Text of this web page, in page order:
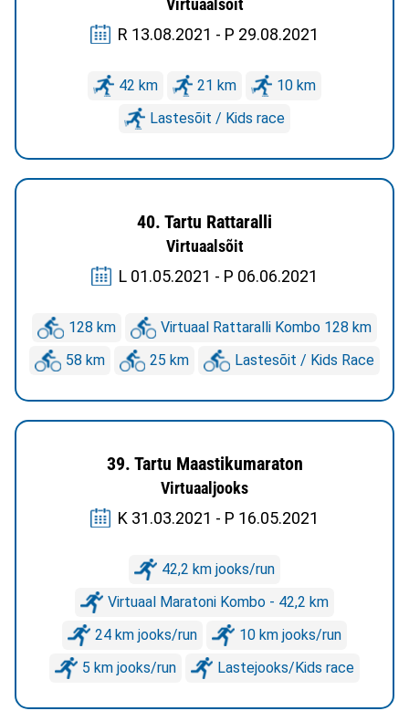
Virtuaalsõit
R 13.08.2021 - P 29.08.2021
42 km 21 km
10 km
Lastesõit / Kids race
40. Tartu Rattaralli
Virtuaalsõit
L 01.05.2021 - P 06.06.2021
128 km
Virtuaal Rattaralli Kombo 128 km
58 km
25 km Lastesõit / Kids Race
39. Tartu Maastikumaraton
Virtuaaljooks
K 31.03.2021 - P 16.05.2021
42,2 km jooks/run
Virtuaal Maratoni Kombo - 42,2 km
24 km jooks/run
10 km jooks/run
5 km jooks/run
Lastejooks/Kids race